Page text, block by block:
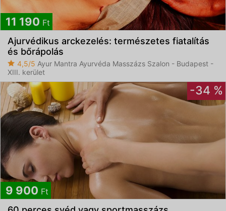
11 190 Ft
Ajurvédikus arckezelés: természetes fiatalítás
és bőrápolás
4,5/5 Ayur Mantra Ayurvéda Masszázs Szalon - Budapest -
XIII. kerület
-34 %
9 900 Ft